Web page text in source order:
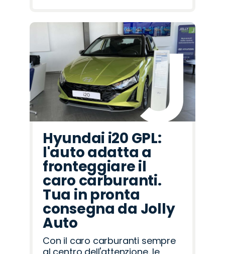
Hyundai i20 GPL:
l'auto adatta a
fronteggiare il
caro carburanti.
Tua in pronta
consegna da Jolly
Auto
Con il caro carburanti sempre